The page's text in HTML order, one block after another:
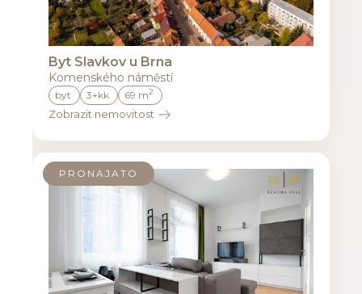
Byt Slavkov u Brna
Komenského náměstí
byt 3+kk 69 m2
Zobrazit nemovitost
PRONAJATO